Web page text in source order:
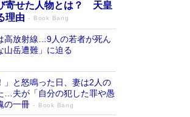
寄せた人物とは？ 天皇
理由
Book Bang
高放射線…9人の若者が死ん
山岳遭難」に迫る
」と怒鳴った日、妻は2人の
…夫が「自分の犯した罪や愚
の一冊
Book Bang